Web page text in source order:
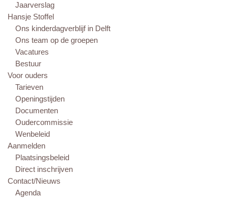
Jaarverslag
Hansje Stoffel
Ons kinderdagverblijf in Delft
Ons team op de groepen
Vacatures
Bestuur
Voor ouders
Tarieven
Openingstijden
Documenten
Oudercommissie
Wenbeleid
Aanmelden
Plaatsingsbeleid
Direct inschrijven
Contact/Nieuws
Agenda